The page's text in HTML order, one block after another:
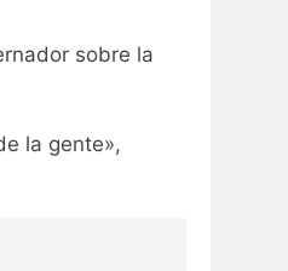
sobre la
la gente»,